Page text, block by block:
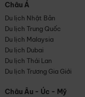
Châu Á
Du lịch Nhật Bản
Du lịch Trung Quốc
Du lịch Malaysia
Du lịch Dubai
Du lịch Thái Lan
Du lịch Trương Gia Giới
Châu Âu - Úc - Mỹ